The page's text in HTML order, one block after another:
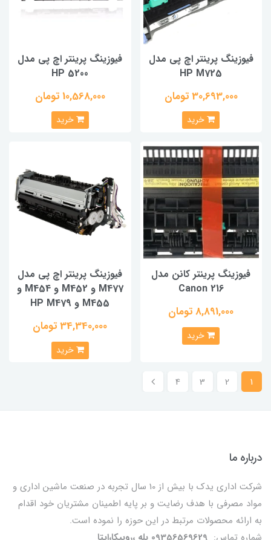
فیوزینگ پرینتر اچ پی مدل
HP M725
30,693,000 تومان
خرید
فیوزینگ پرینتر اچ پی مدل
HP 5200
10,568,000 تومان
خرید
فیوزینگ پرینتر کانن مدل
Canon 216
8,891,000 تومان
خرید
فیوزینگ پرینتر اچ پی مدل
M477 و M452 و M454 و
M455 و HP M479
34,340,000 تومان
خرید
1
2
3
4
درباره ما
شرکت اداری یدک با بیش از 10 سال تجربه در صنعت ماشین اداری و
مواد مصرفی با هدف رضایت و بر پایه اطمینان مشتریان خود اقدام
به ارائه محصولات مرتبط در این حوزه را نموده است.